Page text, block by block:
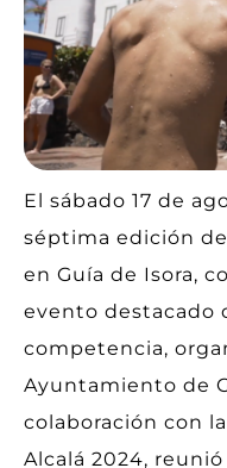
El sábado 17 de
séptima edición de
en Guía de Isora,
evento destacado
competencia,
Ayuntamiento de
colaboración con
Alcalá 2024,